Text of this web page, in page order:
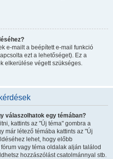
e-mailt a beépített e-mail funkció
ezt a lehetőséget). Ez a
elkerülése végett szükséges.
válaszolhatok egy témában?
kattints az "Új téma" gombra a
már létező témába kattints az "Új
lehet, hogy előbb
vagy téma oldalak alján találod
hozzászólást csatolmánnyal stb.